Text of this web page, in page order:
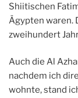
Shiitischen
Ägypten waren.
zweihundert
Auch die Al
nachdem ich
wohnte, stand